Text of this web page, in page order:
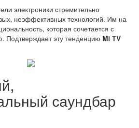
электроники стремительно
неэффективных технологий. Им на
которая сочетается с
Подтверждает эту тенденцию Mi TV
саундбар